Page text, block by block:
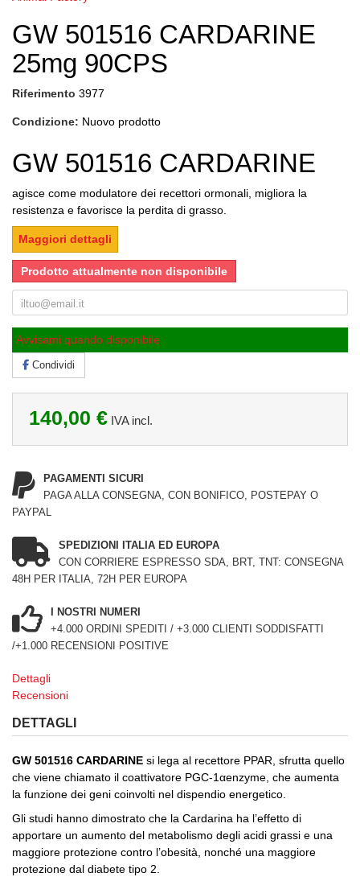
GW 501516 CARDARINE
25mg 90CPS
Riferimento 3977
Condizione: Nuovo prodotto
GW 501516 CARDARINE
agisce come modulatore dei recettori ormonali, migliora la
resistenza e favorisce la perdita di grasso.
Maggiori dettagli
Prodotto attualmente non disponibile
Avvisami quando disponibile
Condividi
140,00 € IVA incl.
PAGAMENTI SICURI
PAGA ALLA CONSEGNA, CON BONIFICO, POSTEPAY O
PAYPAL
SPEDIZIONI ITALIA ED EUROPA
CON CORRIERE ESPRESSO SDA, BRT, TNT: CONSEGNA
48H PER ITALIA, 72H PER EUROPA
I NOSTRI NUMERI
+4.000 ORDINI SPEDITI / +3.000 CLIENTI SODDISFATTI
/+1.000 RECENSIONI POSITIVE
Dettagli
Recensioni
DETTAGLI
GW 501516 CARDARINE si lega al recettore PPAR, sfrutta quello
che viene chiamato il coattivatore PGC-1αenzyme, che aumenta
la funzione dei geni coinvolti nel dispendio energetico.
Gli studi hanno dimostrato che la Cardarina ha l’effetto di
apportare un aumento del metabolismo degli acidi grassi e una
maggiore protezione contro l’obesità, nonché una maggiore
protezione dal diabete tipo 2.